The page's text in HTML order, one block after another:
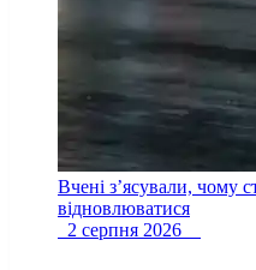
Вчені з’ясували, чому
відновлюватися
2 серпня 2026